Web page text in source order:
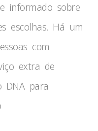
informado sobre
escolhas. Há um
com
extra de
DNA para